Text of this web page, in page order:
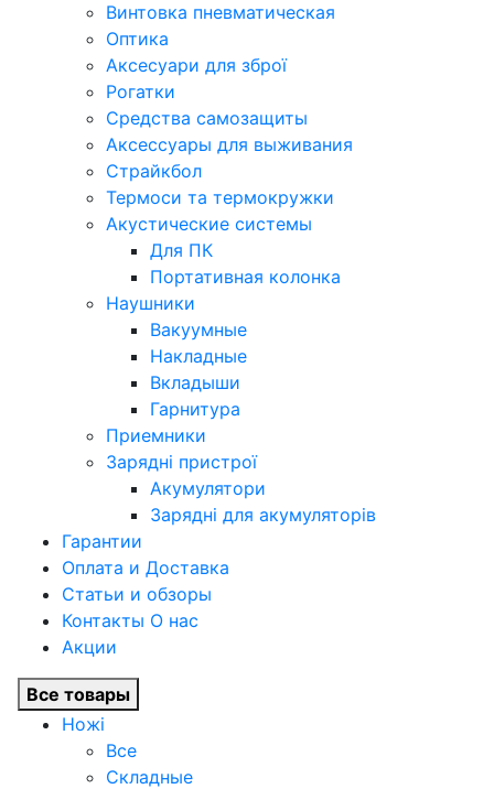
Винтовка пневматическая
Оптика
Аксесуари для зброї
Рогатки
Средства самозащиты
Аксессуары для выживания
Страйкбол
Термоси та термокружки
Акустические системы
Для ПК
Портативная колонка
Наушники
Вакуумные
Накладные
Вкладыши
Гарнитура
Приемники
Зарядні пристрої
Акумулятори
Зарядні для акумуляторів
Гарантии
Оплата и Доставка
Статьи и обзоры
Контакты О нас
Акции
Все товары
Ножі
Все
Складные